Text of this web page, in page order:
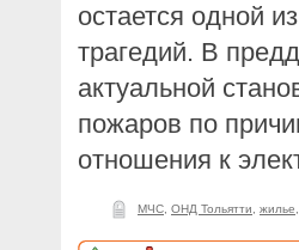
остается одной
трагедий. В
актуальной
пожаров по
отношения к
МЧС ОНД Тольятти жилье